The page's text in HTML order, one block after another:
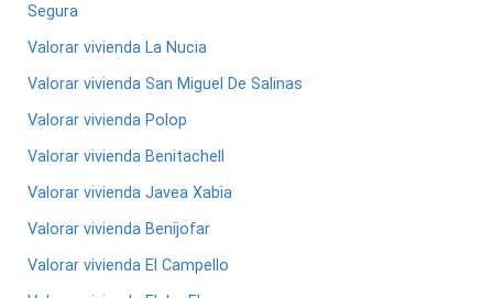
Segura
Valorar vivienda La Nucia
Valorar vivienda San Miguel De Salinas
Valorar vivienda Polop
Valorar vivienda Benitachell
Valorar vivienda Javea Xabia
Valorar vivienda Benijofar
Valorar vivienda El Campello